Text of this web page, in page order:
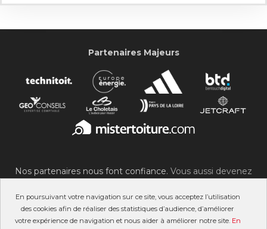
En poursuivant votre navigation sur ce site, vous acceptez l’utilisation
des cookies afin de réaliser des statistiques d’audience, d’améliorer
votre expérience de navigation et nous aider à améliorer notre site. En
Partenaires Majeurs
Nos partenaires nous font confiance. Vous aussi devenez